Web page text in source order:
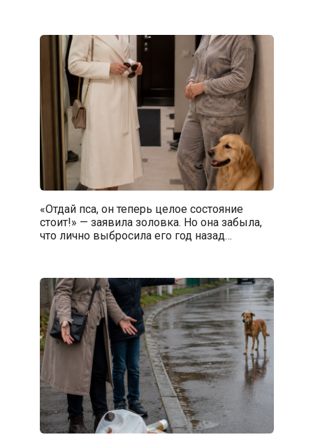
«Отдай пса, он теперь целое состояние
стоит!» — заявила золовка. Но она забыла,
что лично выбросила его год назад…